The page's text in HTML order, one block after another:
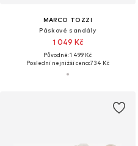
MARCO TOZZI
Páskové sandály
1 049 Kč
Původně: 1 499 Kč
Poslední nejnižší cena:734 Kč